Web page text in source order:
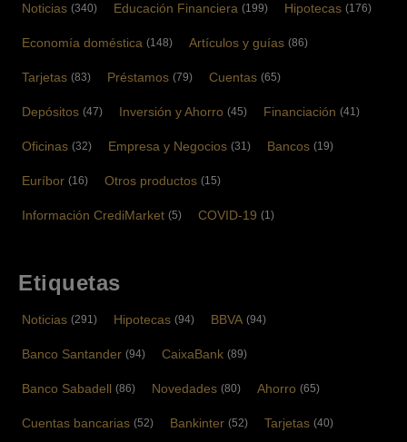
Noticias (340) Educación Financiera (199) Hipotecas (176)
Economía doméstica (148) Artículos y guías (86)
Tarjetas (83) Préstamos (79) Cuentas (65)
Depósitos (47) Inversión y Ahorro (45) Financiación (41)
Oficinas (32) Empresa y Negocios (31) Bancos (19)
Euríbor (16) Otros productos (15)
Información CrediMarket (5) COVID-19 (1)
Etiquetas
Noticias (291) Hipotecas (94) BBVA (94)
Banco Santander (94) CaixaBank (89)
Banco Sabadell (86) Novedades (80) Ahorro (65)
Cuentas bancarias (52) Bankinter (52) Tarjetas (40)